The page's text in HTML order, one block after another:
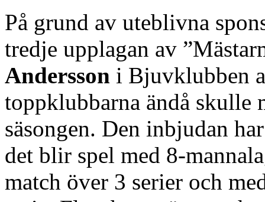
På grund av uteblivna
tredje upplagan av
Andersson i Bjuvklubben
toppklubbarna ändå skulle
säsongen. Den inbjudan
det blir spel med 8-
match över 3 serier och